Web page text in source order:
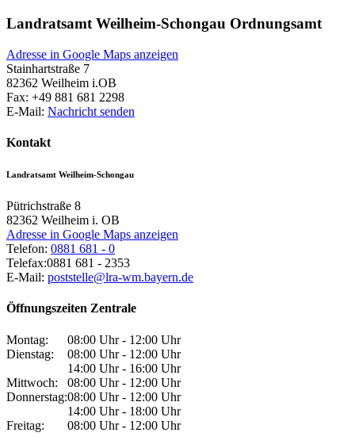
Landratsamt Weilheim-Schongau Ordnungsamt
Adresse in Google Maps anzeigen
Stainhartstraße 7
82362 Weilheim i.OB
Fax: +49 881 681 2298
E-Mail: Nachricht senden
Kontakt
Landratsamt Weilheim-Schongau
Pütrichstraße 8
82362 Weilheim i. OB
Adresse in Google Maps anzeigen
Telefon: 0881 681 - 0
Telefax:0881 681 - 2353
E-Mail: poststelle@lra-wm.bayern.de
Öffnungszeiten Zentrale
Montag:
08:00 Uhr - 12:00 Uhr
Dienstag:
08:00 Uhr - 12:00 Uhr
14:00 Uhr - 16:00 Uhr
Mittwoch:
08:00 Uhr - 12:00 Uhr
Donnerstag:08:00 Uhr - 12:00 Uhr
14:00 Uhr - 18:00 Uhr
Freitag:
08:00 Uhr - 12:00 Uhr